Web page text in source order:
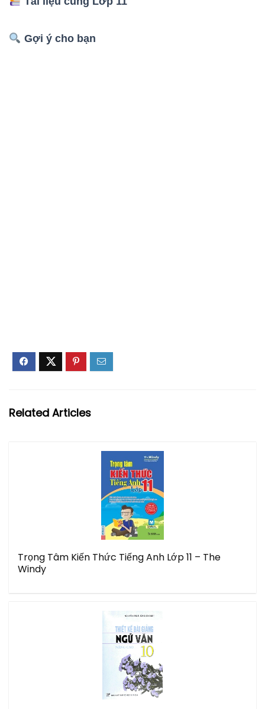
Gợi ý cho bạn
Related Articles
Trọng Tâm Kiến Thức Tiếng Anh Lớp 11 – The
Windy